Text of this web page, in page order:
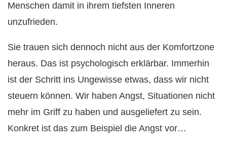
Menschen damit in ihrem tiefsten Inneren
unzufrieden.
Sie trauen sich dennoch nicht aus der Komfortzone
heraus. Das ist psychologisch erklärbar. Immerhin
ist der Schritt ins Ungewisse etwas, dass wir nicht
steuern können. Wir haben Angst, Situationen nicht
mehr im Griff zu haben und ausgeliefert zu sein.
Konkret ist das zum Beispiel die Angst vor…